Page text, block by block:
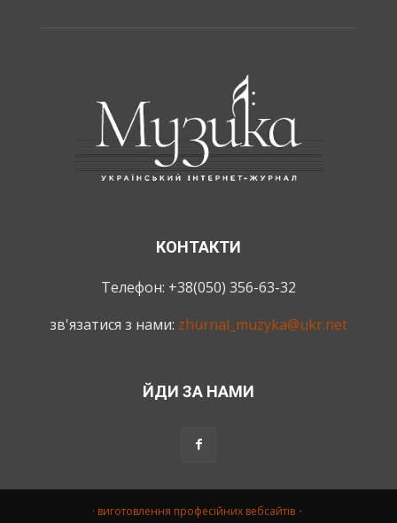
КОНТАКТИ
Телефон: +38(050) 356-63-32
зв'язатися з нами: zhurnal_muzyka@ukr.net
ЙДИ ЗА НАМИ
· виготовлення професійних вебсайтів・